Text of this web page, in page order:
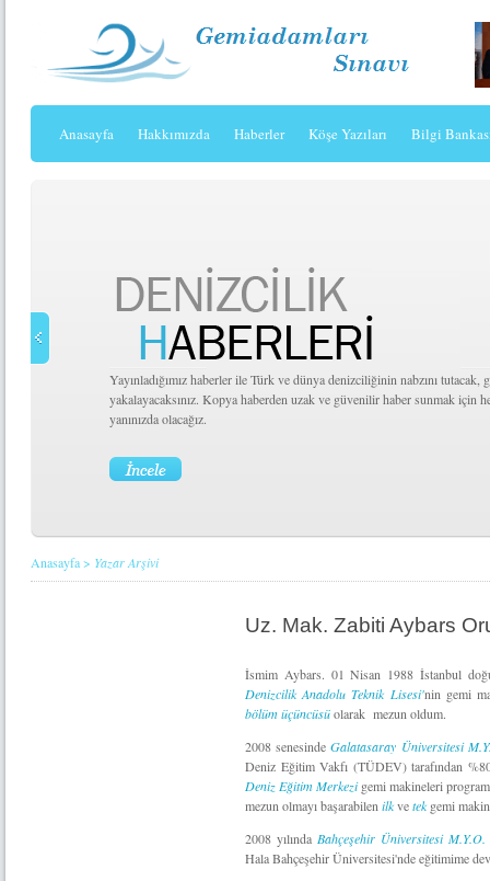
Anasayfa Hakkımızda Haberler Köşe Yazıları Bilgi
Yayınladığımız haberler ile Türk ve dünya denizciliğinin nabzını tutacak,
yakalayacaksınız. Kopya haberden uzak ve güvenilir haber sunmak için
yanınızda olacağız.
Anasayfa> Yazar Arşivi
Uz. Mak. Zabiti Aybars
İsmim Aybars. 01 Nisan 1988 İstanbul
Denizcilik Anadolu Teknik Lisesi'nin gemi
bölüm üçüncüsüolarak mezun oldum.
2008 senesindeGalatasaray Üniversitesi
Deniz Eğitim Vakfı (TÜDEV) tarafından
Deniz Eğitim Merkezigemi makineleri
mezun olmayı başarabilen ilkvetek gemi
2008 yılında Bahçeşehir Üniversitesi M.Y.O.
Hala Bahçeşehir Üniversitesi'nde eğitimime